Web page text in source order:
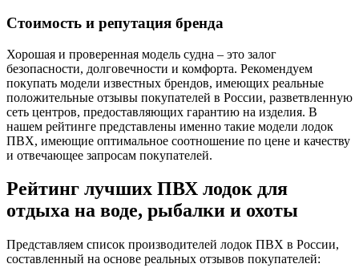
Стоимость и репутация бренда
Хорошая и проверенная модель судна – это залог
безопасности, долговечности и комфорта. Рекомендуем
покупать модели известных брендов, имеющих реальные
положительные отзывы покупателей в России, разветвленную
сеть центров, предоставляющих гарантию на изделия. В
нашем рейтинге представлены именно такие модели лодок
ПВХ, имеющие оптимальное соотношение по цене и качеству
и отвечающее запросам покупателей.
Рейтинг лучших ПВХ лодок для
отдыха на воде, рыбалки и охоты
Представляем список производителей лодок ПВХ в России,
составленный на основе реальных отзывов покупателей: